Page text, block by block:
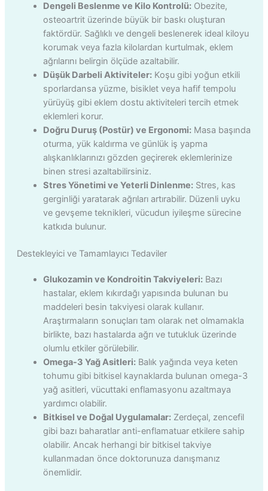
Dengeli Beslenme ve Kilo Kontrolü:Obezite,
osteoartrit üzerinde büyük bir baskı oluşturan
faktördür. Sağlıklı ve dengeli beslenerek ideal kiloyu
korumak veya fazla kilolardan kurtulmak, eklem
ağrılarını belirgin ölçüde azaltabilir.
Düşük Darbeli Aktiviteler:Koşu gibi yoğun etkili
sporlardansa yüzme, bisiklet veya hafif tempolu
yürüyüş gibi eklem dostu aktiviteleri tercih etmek
eklemleri korur.
Doğru Duruş (Postür) ve Ergonomi:Masa başında
oturma, yük kaldırma ve günlük iş yapma
alışkanlıklarınızı gözden geçirerek eklemlerinize
binen stresi azaltabilirsiniz.
Stres Yönetimi ve Yeterli Dinlenme:Stres, kas
gerginliği yaratarak ağrıları artırabilir. Düzenli uyku
ve gevşeme teknikleri, vücudun iyileşme sürecine
katkıda bulunur.
Destekleyici ve Tamamlayıcı Tedaviler
Glukozamin ve Kondroitin Takviyeleri:Bazı
hastalar, eklem kıkırdağı yapısında bulunan bu
maddeleri besin takviyesi olarak kullanır.
Araştırmaların sonuçları tam olarak net olmamakla
birlikte, bazı hastalarda ağrı ve tutukluk üzerinde
olumlu etkiler görülebilir.
Omega-3 Yağ Asitleri:Balık yağında veya keten
tohumu gibi bitkisel kaynaklarda bulunan omega-3
yağ asitleri, vücuttaki enflamasyonu azaltmaya
yardımcı olabilir.
Bitkisel ve Doğal Uygulamalar:Zerdeçal, zencefil
gibi bazı baharatlar anti-enflamatuar etkilere sahip
olabilir. Ancak herhangi bir bitkisel takviye
kullanmadan önce doktorunuza danışmanız
önemlidir.